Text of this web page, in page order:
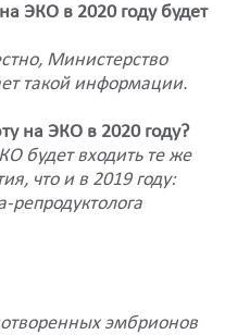
ЭКО в 2020 году будет
Министерство
такой информации.
на ЭКО в 2020 году?
будет входить те же
что и в 2019 году:
эмбрионов